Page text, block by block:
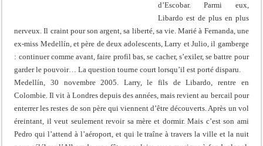
d’Escobar. Parmi eux,
Libardo est de plus en plus
nerveux. Il craint pour son argent, sa liberté, sa vie. Marié à Fernanda, une
ex-miss Medellín, et père de deux adolescents, Larry et Julio, il gamberge
: continuer comme avant, faire profil bas, se cacher, s’exiler, se battre pour
garder le pouvoir… La question tourne court lorsqu’il est porté disparu.
Medellín, 30 novembre 2005. Larry, le fils de Libardo, rentre en
Colombie. Il vit à Londres depuis des années, mais revient au bercail pour
enterrer les restes de son père qui viennent d’être découverts. Après un vol
éreintant, il veut seulement revoir sa mère et dormir. Mais c’est son ami
Pedro qui l’attend à l’aéroport, et qui le traîne à travers la ville et la nuit